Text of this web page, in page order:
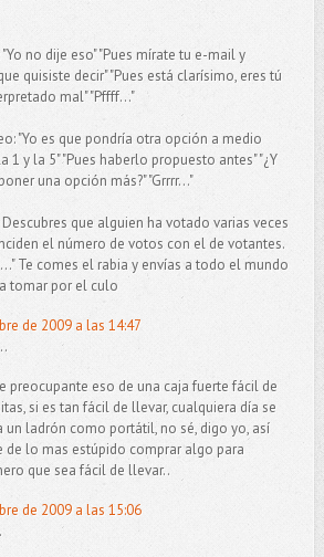
no dije eso" "Pues mírate tu e-mail y
quisiste decir" "Pues está clarísimo, eres tú
mal" "Pffff..."
"Yo es que pondría otra opción a medio
1 y la 5" "Pues haberlo propuesto antes" "¿Y
una opción más?" "Grrrr..."
Descubres que alguien ha votado varias veces
el número de votos con el de votantes.
Te comes el rabia y envías a todo el mundo
tomar por el culo
de 2009 a las 14:47
preocupante eso de una caja fuerte fácil de
si es tan fácil de llevar, cualquiera día se
un ladrón como portátil, no sé, digo yo, así
de lo mas estúpido comprar algo para
que sea fácil de llevar..
de 2009 a las 15:06